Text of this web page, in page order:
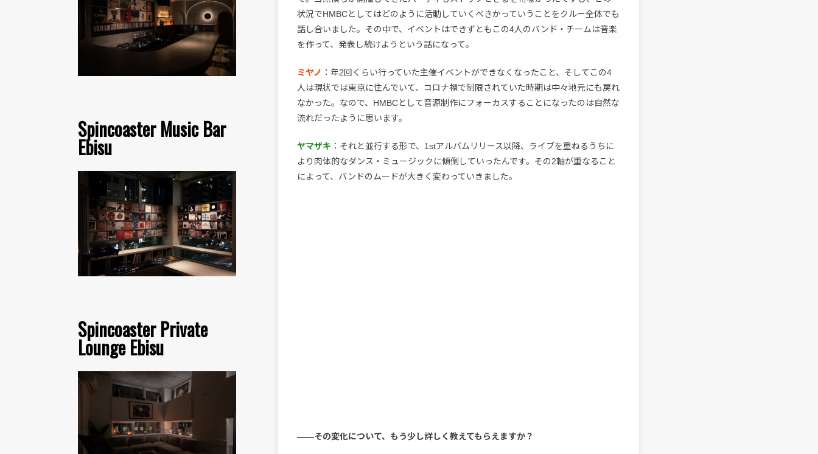
Spincoaster Music Bar
Ebisu
Spincoaster Private
Lounge Ebisu
状況でHMBCとしてはどのように活動していくべきかっていうことをクルー全体でも
話し合いました。その中で、イベントはできずともこの4人のバンド・チームは音楽
を作って、発表し続けようという話になって。
ミヤノ ：年2回くらい行っていた主催イベントができなくなったこと、そしてこの4
人は現状では東京に住んでいて、コロナ禍で制限されていた時期は中々地元にも戻れ
なかった。なので、HMBCとして音源制作にフォーカスすることになったのは自然な
流れだったように思います。
ヤマザキ ：それと並行する形で、1stアルバムリリース以降、ライブを重ねるうちに
より肉体的なダンス・ミュージックに傾倒していったんです。その2軸が重なること
によって、バンドのムードが大きく変わっていきました。
――その変化について、もう少し詳しく教えてもらえますか？